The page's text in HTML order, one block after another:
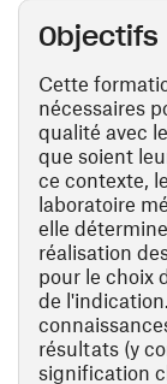
Objectifs
Cette
nécessaires
qualité avec
que soient
ce contexte,
laboratoire
elle
réalisation
pour le choix
de
résultats (y
signification